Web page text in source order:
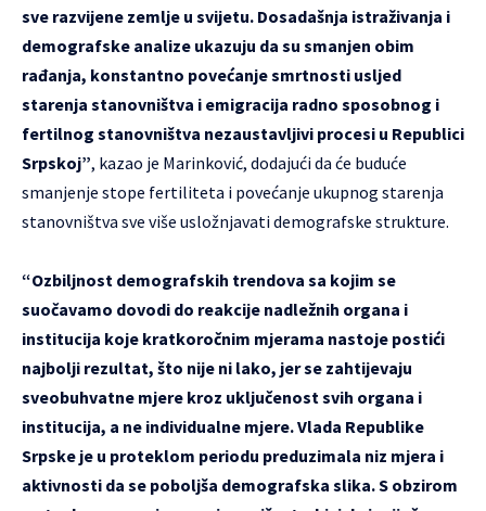
sve razvijene zemlje u svijetu. Dosadašnja istraživanja i
demografske analize ukazuju da su smanjen obim
rađanja, konstantno povećanje smrtnosti usljed
starenja stanovništva i emigracija radno sposobnog i
fertilnog stanovništva nezaustavljivi procesi u Republici
Srpskoj”, kazao je Marinković, dodajući da će buduće
smanjenje stope fertiliteta i povećanje ukupnog starenja
stanovništva sve više usložnjavati demografske strukture.
“Ozbiljnost demografskih trendova sa kojim se
suočavamo dovodi do reakcije nadležnih organa i
institucija koje kratkoročnim mjerama nastoje postići
najbolji rezultat, što nije ni lako, jer se zahtijevaju
sveobuhvatne mjere kroz uključenost svih organa i
institucija, a ne individualne mjere. Vlada Republike
Srpske je u proteklom periodu preduzimala niz mjera i
aktivnosti da se poboljša demografska slika. S obzirom